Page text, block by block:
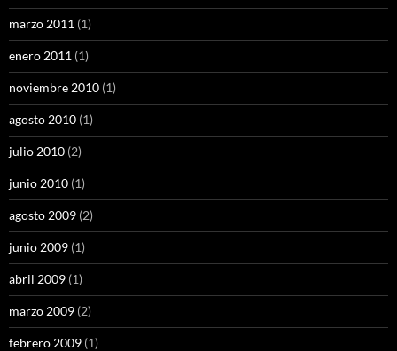
marzo 2011 (1)
enero 2011 (1)
noviembre 2010 (1)
agosto 2010 (1)
julio 2010 (2)
junio 2010 (1)
agosto 2009 (2)
junio 2009 (1)
abril 2009 (1)
marzo 2009 (2)
febrero 2009 (1)